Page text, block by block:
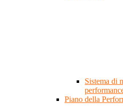
Sistema di
Piano della